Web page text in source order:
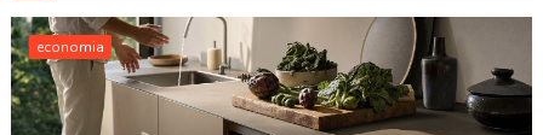
economia